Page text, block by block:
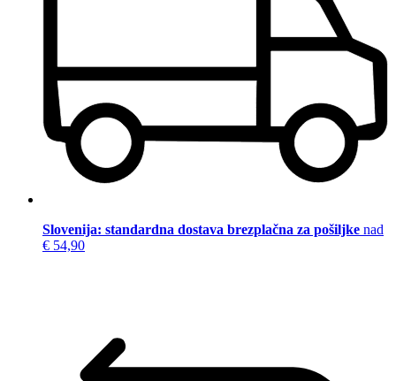
Slovenija: standardna dostava brezplačna za pošiljke nad
€ 54,90